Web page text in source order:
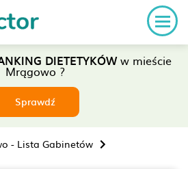
DIETETYKÓWw mieście
Mrągowo ?
Sprawdź
- Lista Gabinetów